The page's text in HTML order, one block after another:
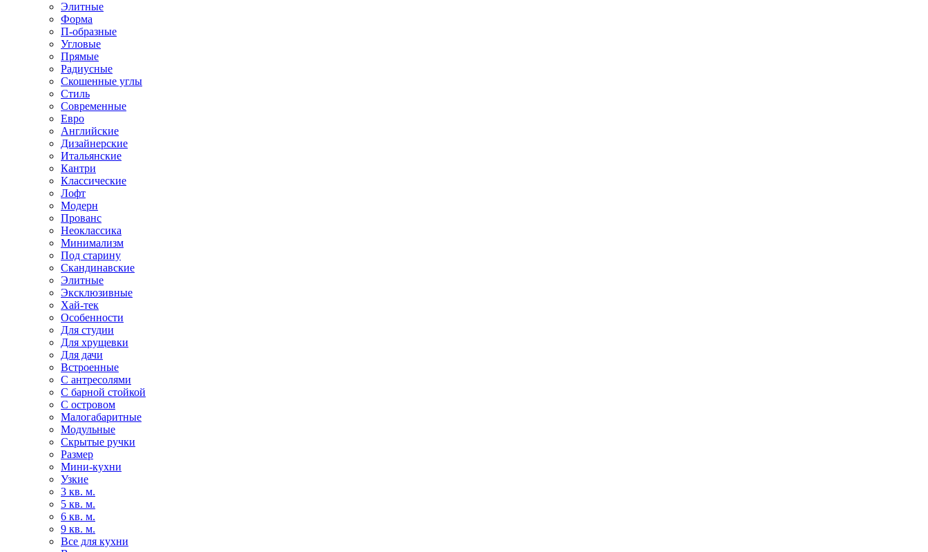
Элитные
Форма
П-образные
Угловые
Прямые
Радиусные
Скошенные углы
Стиль
Современные
Евро
Английские
Дизайнерские
Итальянские
Кантри
Классические
Лофт
Модерн
Прованс
Неоклассика
Минимализм
Под старину
Скандинавские
Элитные
Эксклюзивные
Хай-тек
Особенности
Для студии
Для хрущевки
Для дачи
Встроенные
С антресолями
С барной стойкой
С островом
Малогабаритные
Модульные
Скрытые ручки
Размер
Мини-кухни
Узкие
3 кв. м.
5 кв. м.
6 кв. м.
9 кв. м.
Все для кухни